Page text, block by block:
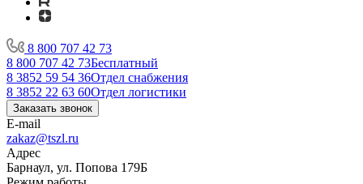
8 800 707 42 73
8 800 707 42 73Бесплатный
8 3852 59 54 36Отдел снабжения
8 3852 22 63 60Отдел логистики
Заказать звонок
E-mail
zakaz@tszl.ru
Адрес
Барнаул, ул. Попова 179Б